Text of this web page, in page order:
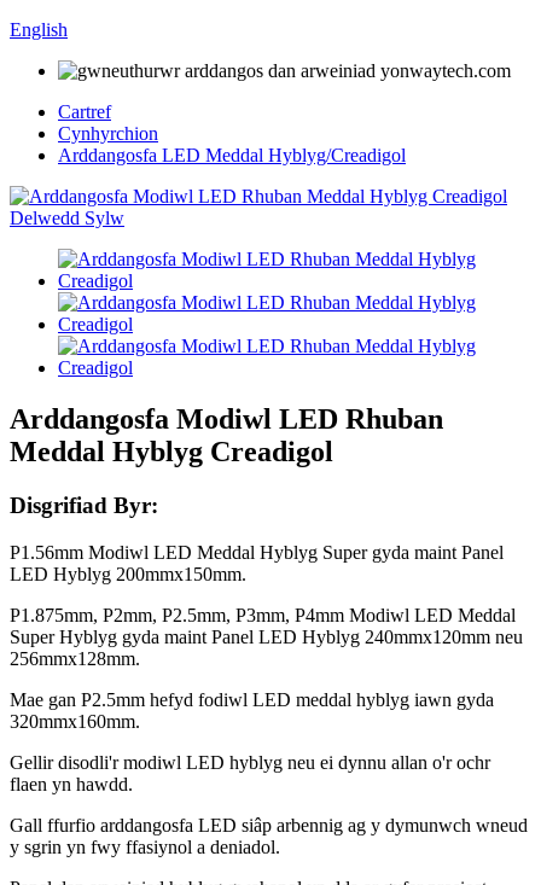
English
Cartref
Cynhyrchion
Arddangosfa LED Meddal Hyblyg/Creadigol
Arddangosfa Modiwl LED Rhuban
Meddal Hyblyg Creadigol
Disgrifiad Byr:
P1.56mm Modiwl LED Meddal Hyblyg Super gyda maint Panel
LED Hyblyg 200mmx150mm.
P1.875mm, P2mm, P2.5mm, P3mm, P4mm Modiwl LED Meddal
Super Hyblyg gyda maint Panel LED Hyblyg 240mmx120mm neu
256mmx128mm.
Mae gan P2.5mm hefyd fodiwl LED meddal hyblyg iawn gyda
320mmx160mm.
Gellir disodli'r modiwl LED hyblyg neu ei dynnu allan o'r ochr
flaen yn hawdd.
Gall ffurfio arddangosfa LED siâp arbennig ag y dymunwch wneud
y sgrin yn fwy ffasiynol a deniadol.